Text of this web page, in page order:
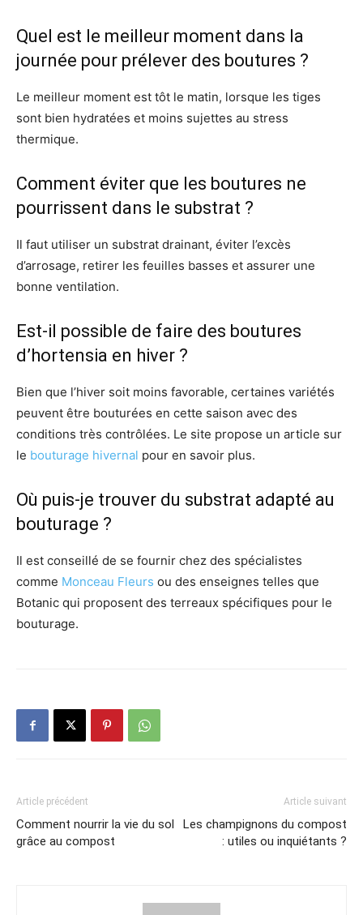
Quel est le meilleur moment dans la
journée pour prélever des boutures ?
Le meilleur moment est tôt le matin, lorsque les tiges
sont bien hydratées et moins sujettes au stress
thermique.
Comment éviter que les boutures ne
pourrissent dans le substrat ?
Il faut utiliser un substrat drainant, éviter l’excès
d’arrosage, retirer les feuilles basses et assurer une
bonne ventilation.
Est-il possible de faire des boutures
d’hortensia en hiver ?
Bien que l’hiver soit moins favorable, certaines variétés
peuvent être bouturées en cette saison avec des
conditions très contrôlées. Le site propose un article sur
le bouturage hivernal pour en savoir plus.
Où puis-je trouver du substrat adapté au
bouturage ?
Il est conseillé de se fournir chez des spécialistes
comme Monceau Fleurs ou des enseignes telles que
Botanic qui proposent des terreaux spécifiques pour le
bouturage.
Article précédent
Comment nourrir la vie du sol
grâce au compost
Article suivant
Les champignons du compost
: utiles ou inquiétants ?